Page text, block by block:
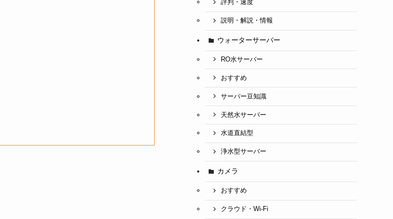
評判・速度
説明・解説・情報
ウォーターサーバー
RO水サーバー
おすすめ
サーバー豆知識
天然水サーバー
水道直結型
浄水型サーバー
カメラ
おすすめ
クラウド・Wi-Fi